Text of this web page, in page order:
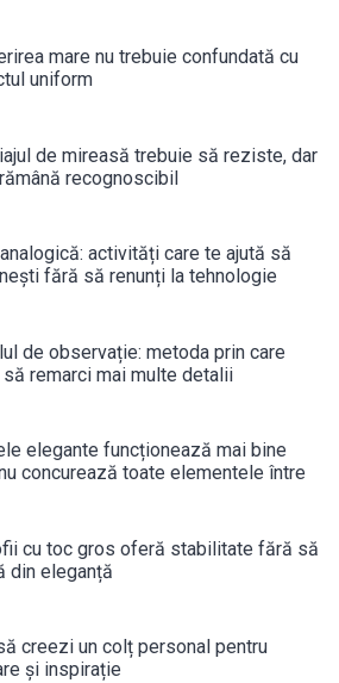
mare nu trebuie confundată cu
uniform
de mireasă trebuie să reziste, dar
recognoscibil
activități care te ajută să
fără să renunți la tehnologie
de observație: metoda prin care
remarci mai multe detalii
elegante funcționează mai bine
concurează toate elementele între
cu toc gros oferă stabilitate fără să
din eleganță
creezi un colț personal pentru
și inspirație